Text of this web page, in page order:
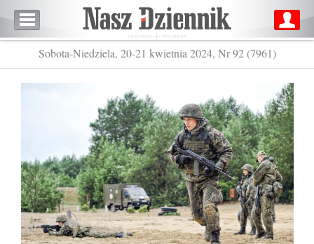
Sobota-Niedziela, 20-21 kwietnia 2024, Nr 92 (7961)